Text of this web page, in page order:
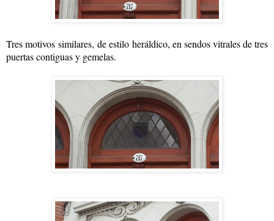
Tres motivossimilares,de estilo heráldico, en sendos vitrales de tres
puertas contiguas y gemelas.